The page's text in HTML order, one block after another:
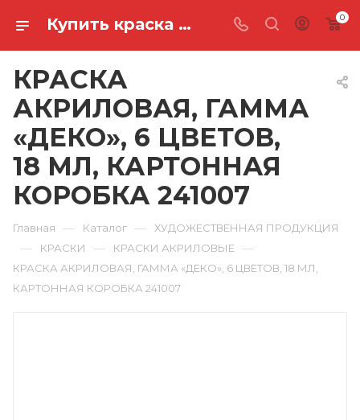
Купить краска акриловая, гамма «деко», 6 цветов, 18 мл, картонная коробка 241007 в Ростове-на-Дону 0
КРАСКА
АКРИЛОВАЯ, ГАММА
«ДЕКО», 6 ЦВЕТОВ,
18 МЛ, КАРТОННАЯ
КОРОБКА 241007
Главная — Каталог — ХУДОЖЕСТВЕННАЯ ПРОДУКЦИЯ
— КРАСКИ — КРАСКИ АКРИЛОВЫЕ —
КРАСКА АКРИЛОВАЯ, ГАММА «ДЕКО», 6 ЦВЕТОВ, 18 МЛ,
КАРТОННАЯ КОРОБКА 241007